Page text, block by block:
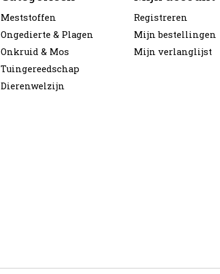
Meststoffen
Ongedierte & Plagen
Onkruid & Mos
Tuingereedschap
Dierenwelzijn
Registreren
Mijn bestellingen
Mijn verlanglijst